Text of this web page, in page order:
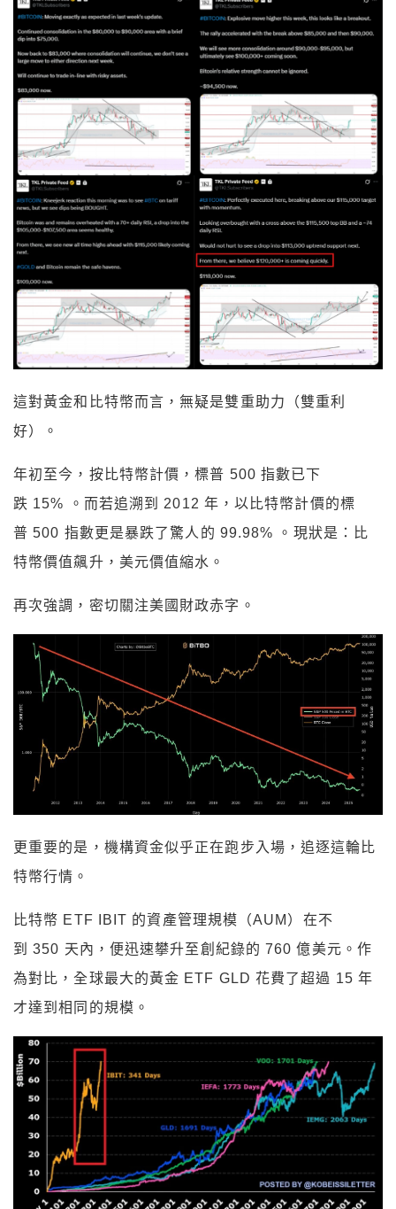
這對黃金和比特幣而言，無疑是雙重助力（雙重利
好）。
年初至今，按比特幣計價，標普 500 指數已下
跌 15% 。而若追溯到 2012 年，以比特幣計價的標
普 500 指數更是暴跌了驚人的 99.98% 。現狀是：比
特幣價值飆升，美元價值縮水。
再次強調，密切關注美國財政赤字。
更重要的是，機構資金似乎正在跑步入場，追逐這輪比
特幣行情。
比特幣 ETF IBIT 的資產管理規模（AUM）在不
到 350 天內，便迅速攀升至創紀錄的 760 億美元。作
為對比，全球最大的黃金 ETF GLD 花費了超過 15 年
才達到相同的規模。